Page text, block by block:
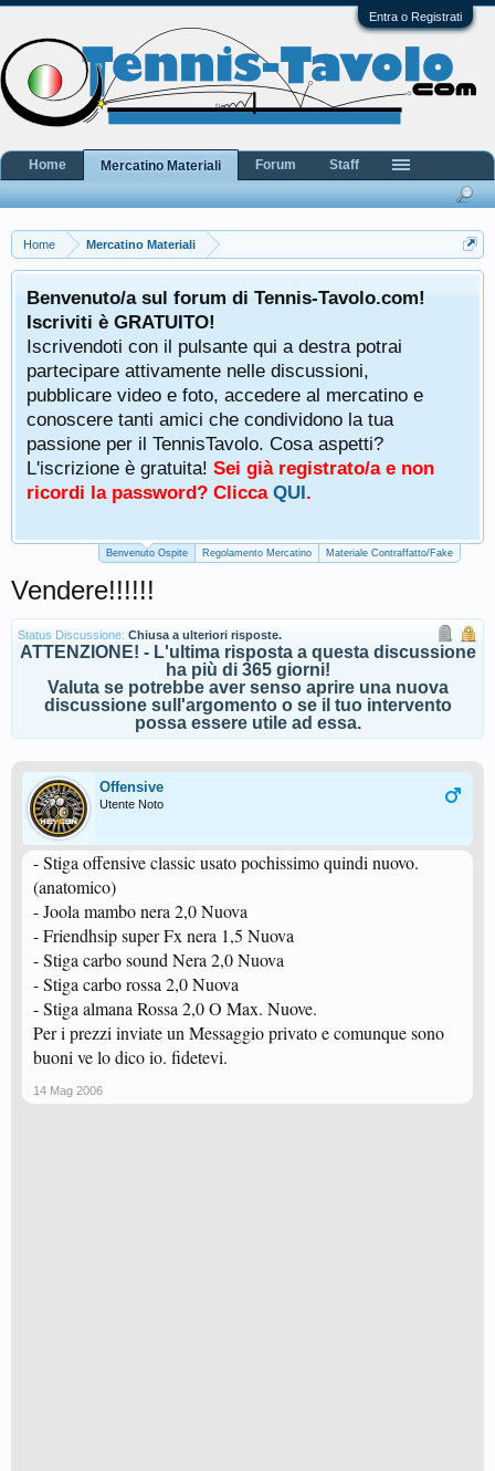
Entra o Registrati
Home Mercatino Materiali
Benvenuto/a sul forum di Tennis-Tavolo.com!
Iscriviti è GRATUITO!
Iscrivendoti con il pulsante qui a destra potrai
partecipare attivamente nelle discussioni,
pubblicare video e foto, accedere al mercatino e
conoscere tanti amici che condividono la tua
passione per il TennisTavolo. Cosa aspetti?
L'iscrizione è gratuita! Sei già registrato/a e non
ricordi la password? Clicca QUI.
Benvenuto Ospite Regolamento Mercatino Materiale Contraffatto/Fake
Vendere!!!!!!
Status Discussione: Chiusa a ulteriori risposte.
ATTENZIONE! - L'ultima risposta a questa discussione
ha più di 365 giorni!
Valuta se potrebbe aver senso aprire una nuova
discussione sull'argomento o se il tuo intervento
possa essere utile ad essa.
Offensive
Utente Noto
- Stiga offensive classic usato pochissimo quindi nuovo.
(anatomico)
- Joola mambo nera 2,0 Nuova
- Friendhsip super Fx nera 1,5 Nuova
- Stiga carbo sound Nera 2,0 Nuova
- Stiga carbo rossa 2,0 Nuova
- Stiga almana Rossa 2,0 O Max. Nuove.
Per i prezzi inviate un Messaggio privato e comunque sono
buoni ve lo dico io. fidetevi.
14 Mag 2006
Home Mercatino Materiali Forum Staff